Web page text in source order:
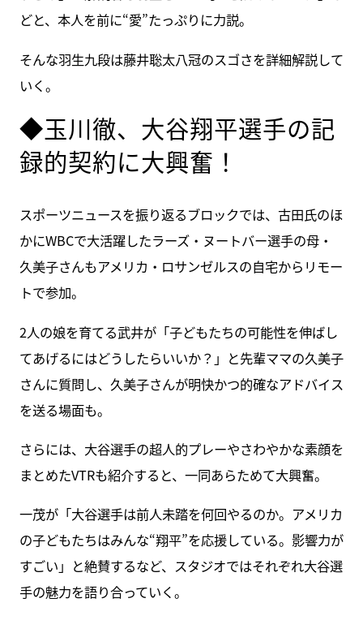
どと、本人を前に“愛”たっぷりに力説。
そんな羽生九段は藤井聡太八冠のスゴさを詳細解説して
いく。
◆玉川徹、大谷翔平選手の記
録的契約に大興奮！
スポーツニュースを振り返るブロックでは、古田氏のほ
かにWBCで大活躍したラーズ・ヌートバー選手の母・
久美子さんもアメリカ・ロサンゼルスの自宅からリモー
トで参加。
2人の娘を育てる武井が「子どもたちの可能性を伸ばし
てあげるにはどうしたらいいか？」と先輩ママの久美子
さんに質問し、久美子さんが明快かつ的確なアドバイス
を送る場面も。
さらには、大谷選手の超人的プレーやさわやかな素顔を
まとめたVTRも紹介すると、一同あらためて大興奮。
一茂が「大谷選手は前人未踏を何回やるのか。アメリカ
の子どもたちはみんな“翔平”を応援している。影響力が
すごい」と絶賛するなど、スタジオではそれぞれ大谷選
手の魅力を語り合っていく。